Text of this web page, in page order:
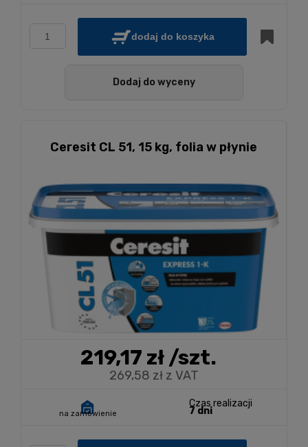
dodaj do koszyka
Dodaj do wyceny
Ceresit CL 51, 15 kg, folia w płynie
219,17 zł/szt.
269,58 zł z VAT
na zamówienie
Czas realizacji
7 dni